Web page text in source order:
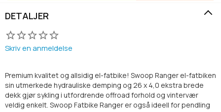
DETALJER
Skriv en anmeldelse
Premium kvalitet og allsidig el-fatbike! Swoop Ranger el-fatbiken
sin utmerkede hydrauliske demping og 26 x 4,0 ekstra brede
dekk gjør sykling i utfordrende offroad forhold og vintervær
veldig enkelt. Swoop Fatbike Ranger er også ideell for pendling